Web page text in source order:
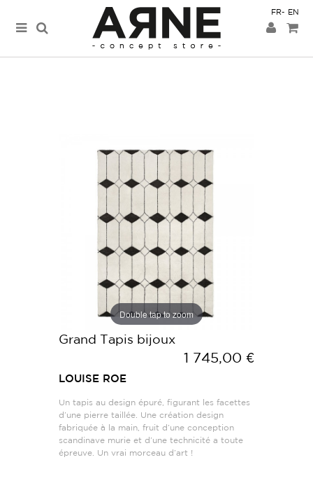
FR EN
Double tap to zoom
Grand Tapis bijoux
1 745,00 €
LOUISE ROE
Un tapis au design épuré, figurant les facettes
d’une pierre taillée. Une création design
fabriquée à la main, fruit d’une conception
scandinave murie et d’une technicité a toute
épreuve. Un vrai morceau d’art !